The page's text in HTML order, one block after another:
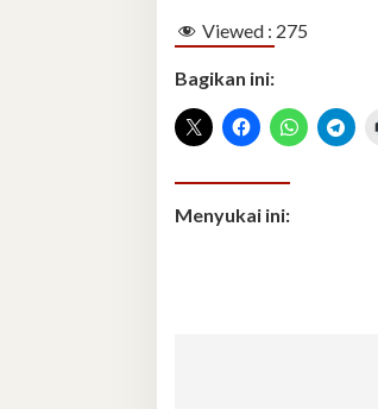
Viewed : 275
Bagikan ini:
Menyukai ini: